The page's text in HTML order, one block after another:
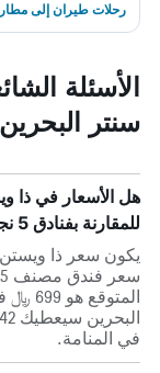
رحلات طيران إلى مطار
الأسئلة
سنتر البحرين
هل الأسعار في ذا
للمقارنة بفنادق 5 نجوم في المنامة؟
يكون سعر ذا
في المنامة.